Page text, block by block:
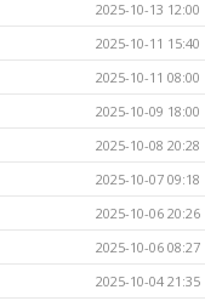
2025-10-13 12:00
2025-10-11 15:40
2025-10-11 08:00
2025-10-09 18:00
2025-10-08 20:28
2025-10-07 09:18
2025-10-06 20:26
2025-10-06 08:27
2025-10-04 21:35